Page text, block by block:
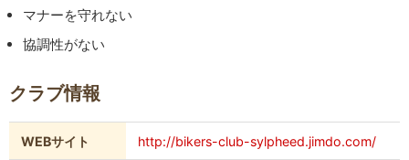
マナーを守れない
協調性がない
クラブ情報
WEBサイト http://bikers-club-sylpheed.jimdo.com/